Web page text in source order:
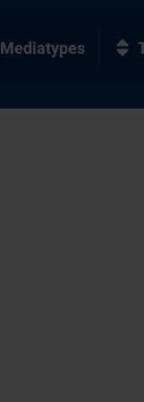
Mediatypes